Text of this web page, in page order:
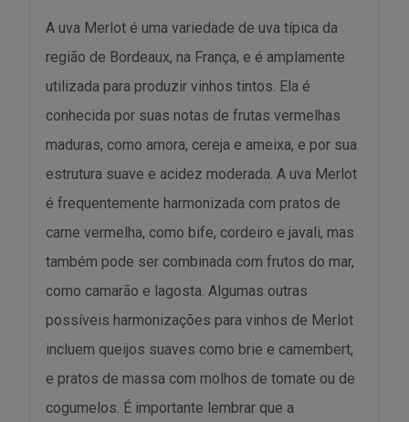
A uva Merlot é uma variedade de uva típica da
região de Bordeaux, na França, e é amplamente
utilizada para produzir vinhos tintos. Ela é
conhecida por suas notas de frutas vermelhas
maduras, como amora, cereja e ameixa, e por sua
estrutura suave e acidez moderada. A uva Merlot
é frequentemente harmonizada com pratos de
carne vermelha, como bife, cordeiro e javali, mas
também pode ser combinada com frutos do mar,
como camarão e lagosta. Algumas outras
possíveis harmonizações para vinhos de Merlot
incluem queijos suaves como brie e camembert,
e pratos de massa com molhos de tomate ou de
cogumelos. É importante lembrar que a